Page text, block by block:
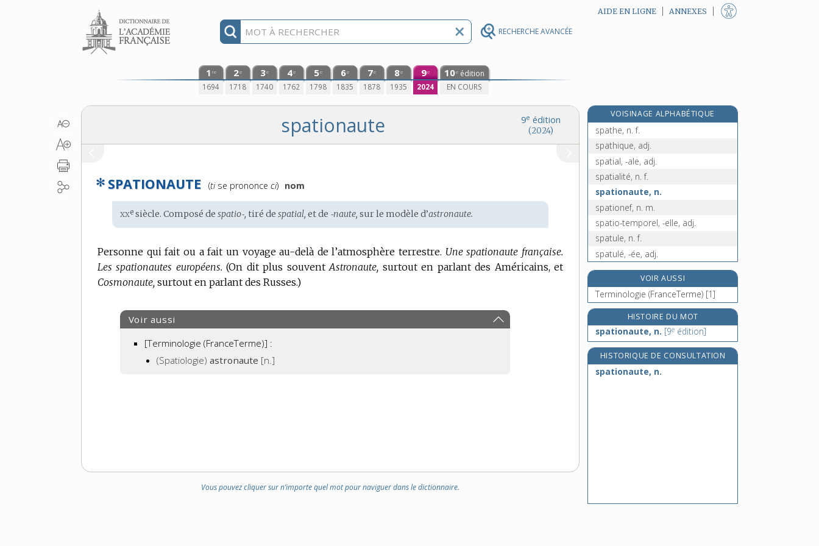
RECHERCHE AVANCÉE
Aller au contenu AIDE EN LIGNE ANNEXES
1 re
1694
2e
1718
3e
1740
4e
1762
5e
1798
6e
1835
7e
1878
8e
1935
9e
2024
10e édition
EN COURS
9e édition
(2024)
spationaute
✻ SPATIONAUTE
Prononciation
(tise prononceci) nom
Étymologie
:
xxe siècle. Composé despatio‑, tiré despatial, et de ‑naute, sur le modèle d’astronaute.
Personne qui fait ou a fait un voyage au-delà de l’atmosphère terrestre. Une spationaute française.
Les spationautes européens. (On dit plus souventAstronaute, surtout en parlant des Américains, et
Cosmonaute, surtout en parlant des Russes.)
Voir aussi
[Terminologie (FranceTerme)] :
(Spatiologie)astronaute [n.]
Vous pouvez cliquer sur n’importe quel mot pour naviguer dans le dictionnaire.
VOISINAGE ALPHABÉTIQUE
spath, n. m.
spathe, n. f.
spathique, adj.
spatial, -ale, adj.
spatialité, n. f.
spationaute, n.
spationef, n. m.
spatio-temporel, -elle, adj.
spatule, n. f.
spatulé, -ée, adj.
spé, n. m.[5 édition]
speakeasy, n. m.
speaker [I], n. m.
speaker, speakerine [II], n.
spécial, -ale, adj.
VOIR AUSSI
Terminologie (FranceTerme) [1]
HISTOIRE DU MOT
spationaute, n. [9e édition]
HISTORIQUE DE CONSULTATION
spationaute, n.